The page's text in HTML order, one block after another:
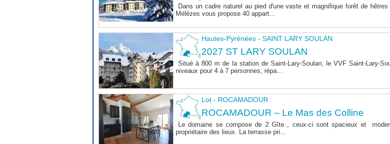
Dans un cadre naturel au pied d'une vaste et magnifique forêt de
Mélèzes vous propose 40 appart...
Hautes-Pyrénées - SAINT LARY SOULAN
2027 ST LARY SOULAN
Situé à 800 m de la station de Saint-Lary-Soulan, le VVF Saint-Lary-
niveaux pour 4 à 7 personnes, répa...
Lot - ROCAMADOUR
ROCAMADOUR – Le Mas des Colline
Le domaine se compose de 2 Gîte , ceux-ci sont spacieux et
propriétaire des lieux. La terrasse pri...